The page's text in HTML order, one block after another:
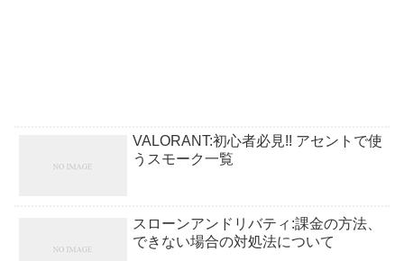
VALORANT:初心者必見!! アセントで使
うスモーク一覧
スローンアンドリバティ:課金の方法、
できない場合の対処法について